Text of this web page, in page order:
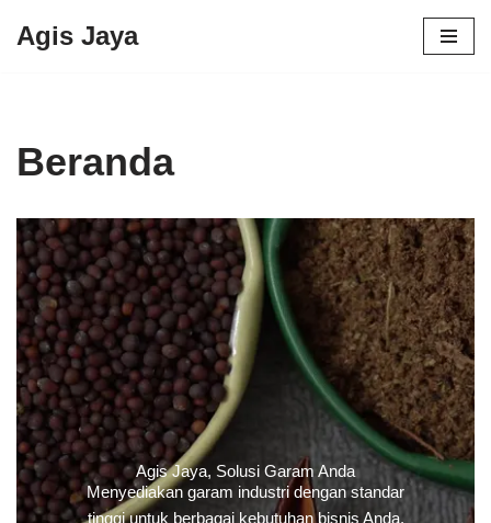
Agis Jaya
Beranda
Agis Jaya, Solusi Garam Anda
Menyediakan garam industri dengan standar
tinggi untuk berbagai kebutuhan bisnis Anda.